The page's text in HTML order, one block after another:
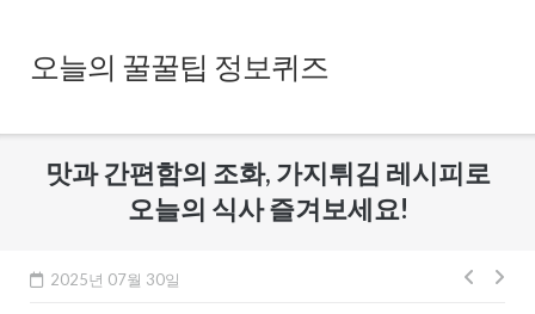
content오늘의 꿀꿀팁 정보퀴즈
맛과 간편함의 조화, 가지튀김 레시피로
오늘의 식사 즐겨보세요!
2025년 07월 30일
글